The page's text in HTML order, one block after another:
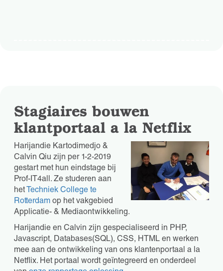
Stagiaires bouwen
klantportaal a la Netflix
Harijandie Kartodimedjo &
Calvin Qiu zijn per 1-2-2019
gestart met hun eindstage bij
Prof-IT4all. Ze studeren aan
het Techniek College te
Rotterdam op het vakgebied
Applicatie- & Mediaontwikkeling.
Harijandie en Calvin zijn gespecialiseerd in PHP,
Javascript, Databases(SQL), CSS, HTML en werken
mee aan de ontwikkeling van ons klantenportaal a la
Netflix. Het portaal wordt geïntegreerd en onderdeel